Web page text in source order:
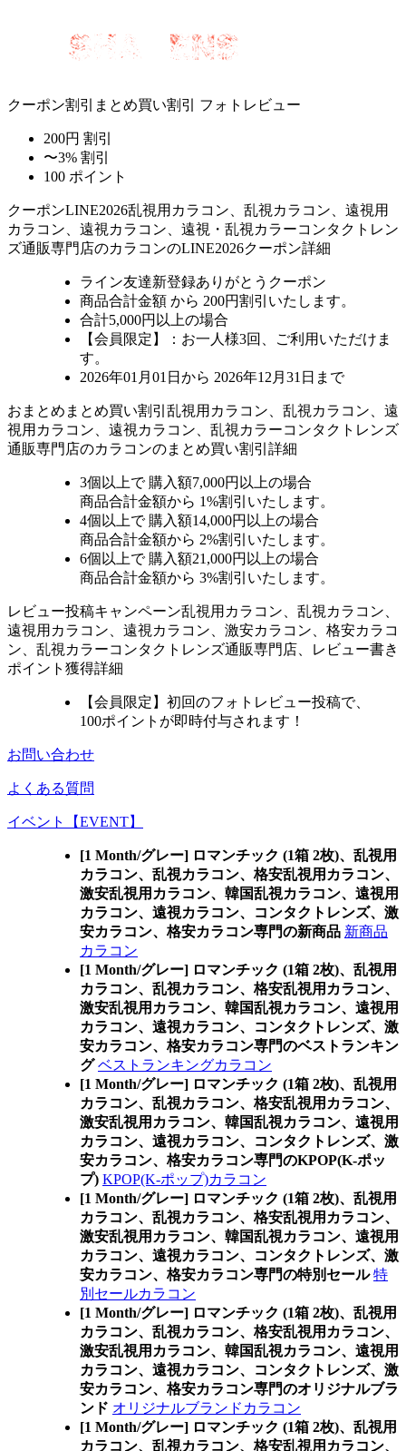
クーポン割引 まとめ買い割引 フォトレビュー
200円 割引
〜3% 割引
100 ポイント
クーポンLINE2026乱視用カラコン、乱視カラコン、遠視用
カラコン、遠視カラコン、遠視・乱視カラーコンタクトレン
ズ通販専門店のカラコンのLINE2026クーポン詳細
ライン友達新登録ありがとうクーポン
商品合計金額 から 200円割引 いたします。
合計5,000円以上の場合
【会員限定】：お一人様3回
、ご利用いただけま
す。
2026年01月01日から 2026年12月31日まで
おまとめ まとめ買い割引 乱視用カラコン、乱視カラコン、遠
視用カラコン、遠視カラコン、乱視カラーコンタクトレンズ
通販専門店のカラコンのまとめ買い割引詳細
3個 以上で 購入額7,000円以上の場合
商品合計金額から 1%割引いたします。
4個 以上で 購入額14,000円以上の場合
商品合計金額から 2%割引いたします。
6個 以上で 購入額21,000円以上の場合
商品合計金額から 3%割引いたします。
レビュー投稿キャンペーン乱視用カラコン、乱視カラコン、
遠視用カラコン、遠視カラコン、激安カラコン、格安カラコ
ン、乱視カラーコンタクトレンズ通販専門店、レビュー書き
ポイント獲得詳細
【会員限定】初回のフォトレビュー投稿で、
100ポイント が即時付与されます！
お問い合わせ
よくある質問
イベント【EVENT】
[1 Month/グレー] ロマンチック (1箱 2枚)、乱視用
カラコン、乱視カラコン、格安乱視用カラコン、
激安乱視用カラコン、韓国乱視カラコン、遠視用
カラコン、遠視カラコン、コンタクトレンズ、激
安カラコン、格安カラコン専門の新商品 新商品
カラコン
[1 Month/グレー] ロマンチック (1箱 2枚)、乱視用
カラコン、乱視カラコン、格安乱視用カラコン、
激安乱視用カラコン、韓国乱視カラコン、遠視用
カラコン、遠視カラコン、コンタクトレンズ、激
安カラコン、格安カラコン専門のベストランキン
グ ベストランキングカラコン
[1 Month/グレー] ロマンチック (1箱 2枚)、乱視用
カラコン、乱視カラコン、格安乱視用カラコン、
激安乱視用カラコン、韓国乱視カラコン、遠視用
カラコン、遠視カラコン、コンタクトレンズ、激
安カラコン、格安カラコン専門のKPOP(K-ポッ
プ) KPOP(K-ポップ)カラコン
[1 Month/グレー] ロマンチック (1箱 2枚)、乱視用
カラコン、乱視カラコン、格安乱視用カラコン、
激安乱視用カラコン、韓国乱視カラコン、遠視用
カラコン、遠視カラコン、コンタクトレンズ、激
安カラコン、格安カラコン専門の特別セール 特
別セールカラコン
[1 Month/グレー] ロマンチック (1箱 2枚)、乱視用
カラコン、乱視カラコン、格安乱視用カラコン、
激安乱視用カラコン、韓国乱視カラコン、遠視用
カラコン、遠視カラコン、コンタクトレンズ、激
安カラコン、格安カラコン専門のオリジナルブラ
ンド オリジナルブランドカラコン
[1 Month/グレー] ロマンチック (1箱 2枚)、乱視用
カラコン、乱視カラコン、格安乱視用カラコン、